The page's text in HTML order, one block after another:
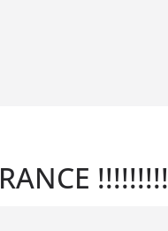
!!!!!!!!!